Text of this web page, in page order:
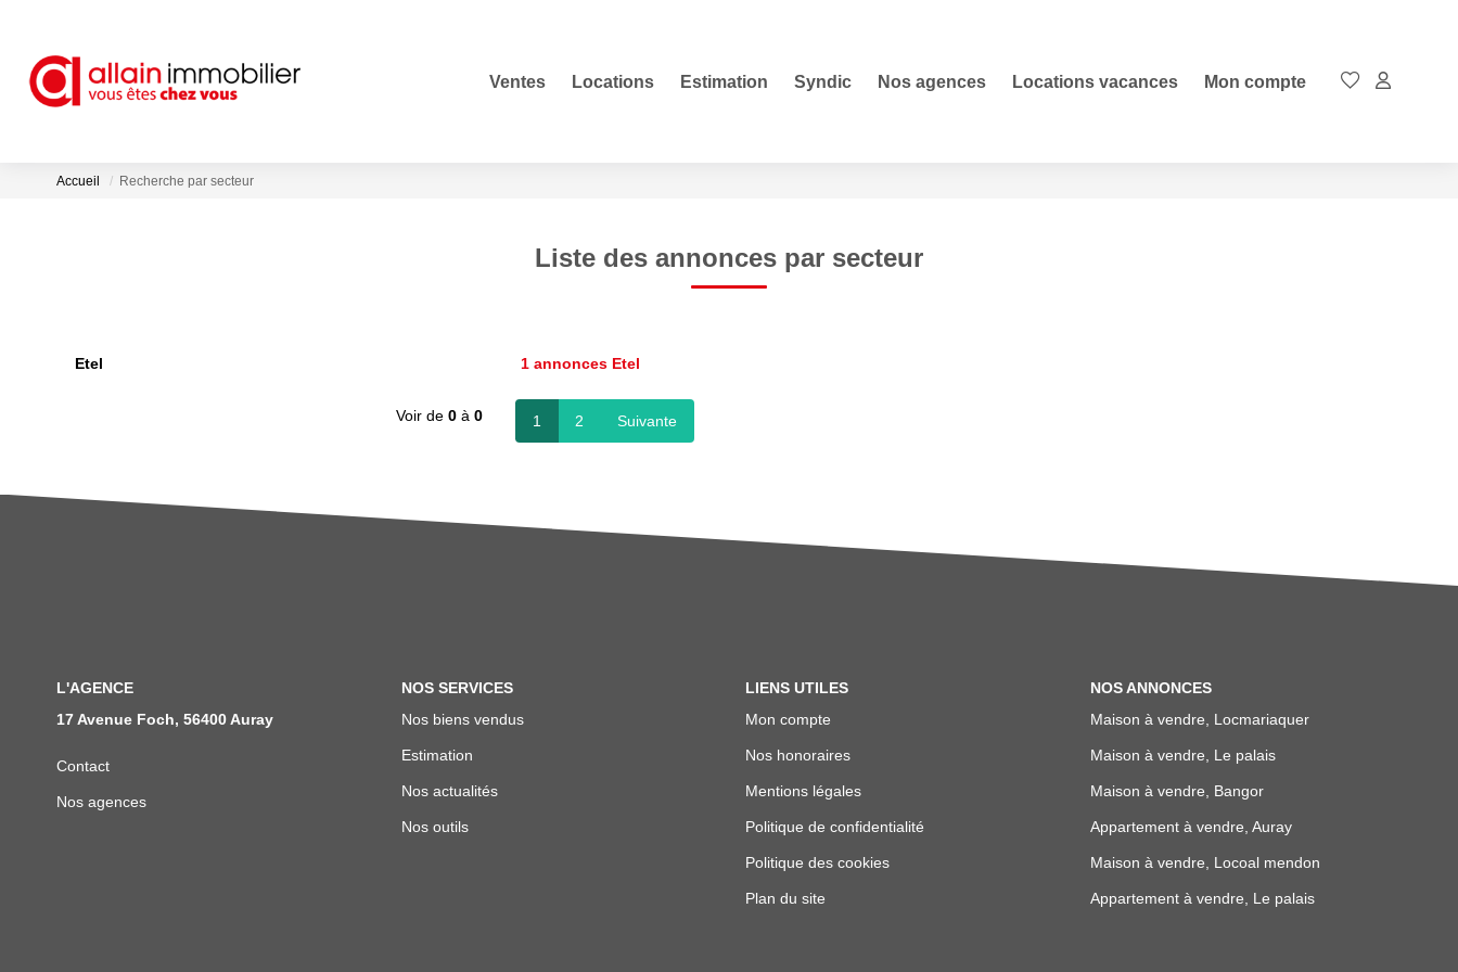
Ventes Locations Estimation Syndic Nos agences Locations vacances Mon compte
Accueil Recherche par secteur
Liste des annonces par secteur
Etel 1 annonces Etel
Voir de0 à0 1 2 Suivante
L'AGENCE
17 Avenue Foch, 56400 Auray
Contact
Nos agences
NOS SERVICES
Nos biens vendus
Estimation
Nos actualités
Nos outils
LIENS UTILES
Mon compte
Nos honoraires
Mentions légales
Politique de confidentialité
Politique des cookies
Plan du site
NOS ANNONCES
Maison à vendre, Locmariaquer
Maison à vendre, Le palais
Maison à vendre, Bangor
Appartement à vendre, Auray
Maison à vendre, Locoal mendon
Appartement à vendre, Le palais